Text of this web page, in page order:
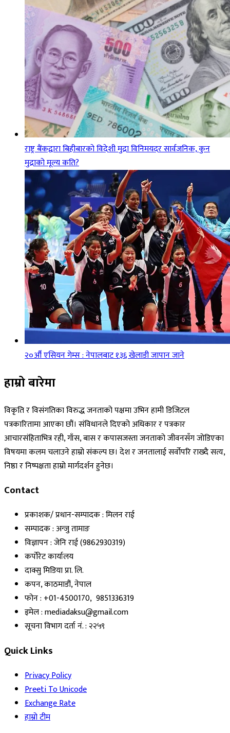
राष्ट्र बैंकद्वारा बिहीबारको विदेशी मुद्रा विनिमयदर सार्वजनिक, कुन
मुद्राको मूल्य कति?
२०औँ एसियन गेम्स : नेपालबाट १३६ खेलाडी जापान जाने
हाम्रो बारेमा
विकृति र विसंगतिका विरुद्ध जनताको पक्षमा उभिन हामी डिजिटल
पत्रकारितामा आएका छौं। संविधानले दिएको अधिकार र पत्रकार
आचारसंहिताभित्र रही, गाँस, बास र कपासजस्ता जनताको जीवनसँग जोडिएका
विषयमा कलम चलाउने हाम्रो संकल्प छ। देश र जनतालाई सर्वोपरि राख्दै सत्य,
निष्ठा र निष्पक्षता हाम्रो मार्गदर्शन हुनेछ।
Contact
प्रकाशक/ प्रधान-सम्पादक : मिलन राई
सम्पादक : अन्जु तामाङ
विज्ञापन : जेनि राई (9862930319)
कर्पोरेट कार्यालय
दाक्सु मिडिया प्रा. लि.
कपन, काठमाडौं, नेपाल
फोन : +01-4500170, 9851336319
इमेल : mediadaksu@gmail.com
सूचना विभाग दर्ता नं. : २२५९
Quick Links
Privacy Policy
Preeti To Unicode
Exchange Rate
हाम्रो टीम